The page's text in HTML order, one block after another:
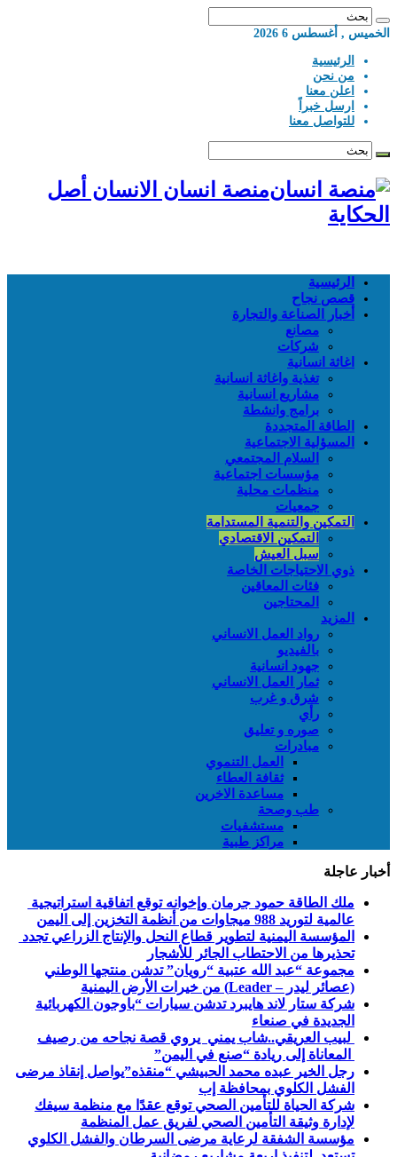
الخميس , أغسطس 6 2026
الرئيسية
من نحن
اعلن معنا
ارسل خبراً
للتواصل معنا
منصة انسان الانسان أصل
الحكاية
الرئيسية
قصص نجاح
أخبار الصناعة والتجارة
مصانع
شركات
اغاثة انسانية
تغذية واغاثة انسانية
مشاريع انسانية
برامج وانشطة
الطاقة المتجددة
المسؤلية الاجتماعية
السلام المجتمعي
مؤسسات اجتماعية
منظمات محلية
جمعيات
التمكين والتنمية المستدامة
التمكين الاقتصادي
سبل العيش
ذوي الاحتياجات الخاصة
فئات المعاقين
المحتاجين
المزيد
رواد العمل الانساني
بالفيديو
جهود انسانية
ثمار العمل الانساني
شرق و غرب
رأي
صوره و تعليق
مبادرات
العمل التنموي
ثقافة العطاء
مساعدة الاخرين
طب وصحة
مستشفيات
مراكز طبية
أخبار عاجلة
ملك الطاقة حمود جرمان وإخوانه توقع اتفاقية استراتيجية
عالمية لتوريد 988 ميجاوات من أنظمة التخزين إلى اليمن
المؤسسة اليمنية لتطوير قطاع النحل والإنتاج الزراعي تجدد
تحذيرها من الاحتطاب الجائر للأشجار
مجموعة “عبد الله عتبية “رويان” تدشن منتجها الوطني
(عصائر ليدر – Leader) من خيرات الأرض اليمنية
شركة ستار لاند هايبرد تدشن سيارات “باوجون الكهربائية
الجديدة في صنعاء
لبيب العريقي..شاب يمني يروي قصة نجاحه من رصيف
المعاناة إلى ريادة “صنع في اليمن”
رجل الخير عبده محمد الحبيشي “منقذه”يواصل إنقاذ مرضى
الفشل الكلوي بمحافظة إب
شركة الحياة للتأمين الصحي توقع عقدًا مع منظمة سيفك
لإدارة وثيقة التأمين الصحي لفريق عمل المنظمة
مؤسسة الشفقة لرعاية مرضى السرطان والفشل الكلوي